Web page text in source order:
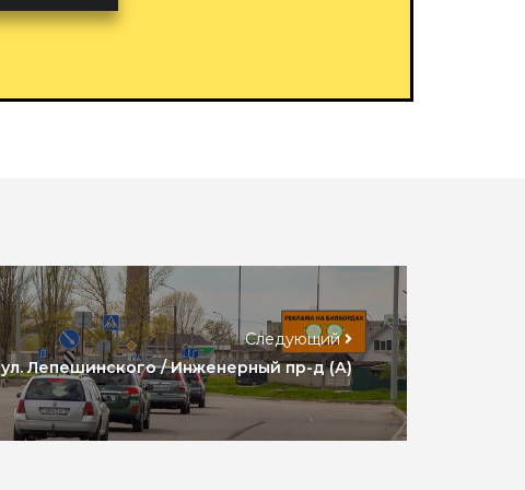
Следующий
ул. Лепешинского / Инженерный пр-д (А)